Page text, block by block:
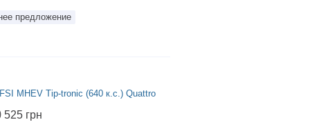
предложение
MHEV Tip-tronic (640 к.c.) Quattro
525 грн